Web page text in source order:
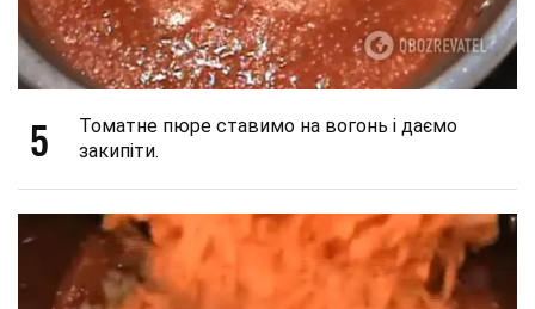
5
Томатне пюре ставимо на вогонь і даємо
закипіти.